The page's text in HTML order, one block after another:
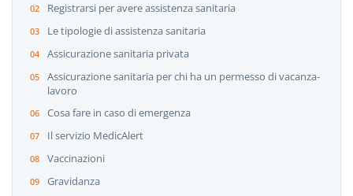
Registrarsi per avere assistenza sanitaria
Le tipologie di assistenza sanitaria
Assicurazione sanitaria privata
Assicurazione sanitaria per chi ha un permesso di vacanza-
lavoro
Cosa fare in caso di emergenza
Il servizio MedicAlert
Vaccinazioni
Gravidanza